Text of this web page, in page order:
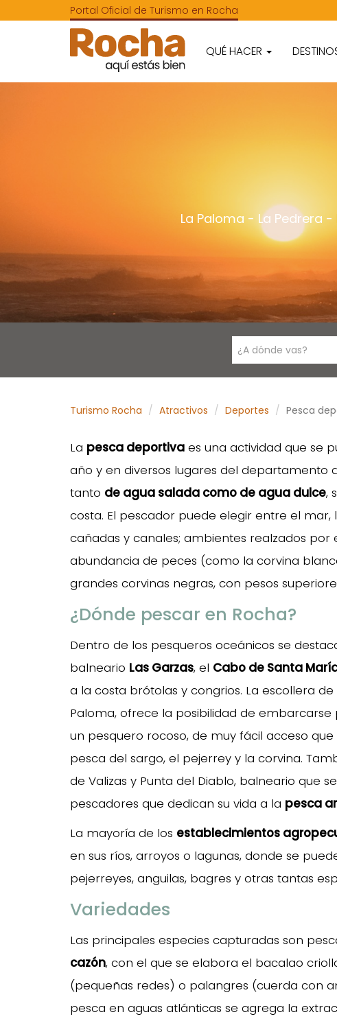
Portal Oficial de Turismo en Rocha
QUÉ HACER
La Paloma - La Pedrera -
¿A dónde vas?
Turismo Rocha Atractivos Deportes Pesca
La pesca deportiva es una actividad que se
año y en diversos lugares del departamento
tanto de agua salada como de agua dulce,
costa. El pescador puede elegir entre el mar,
cañadas y canales; ambientes realzados
abundancia de peces (como la corvina
grandes corvinas negras, con pesos
¿Dónde pescar en Rocha?
Dentro de los pesqueros oceánicos se
balneario Las Garzas, el Cabo de Santa
a la costa brótolas y congrios. La escollera
Paloma, ofrece la posibilidad de embarcarse
un pesquero rocoso, de muy fácil acceso
pesca del sargo, el pejerrey y la corvina.
de Valizas y Punta del Diablo, balneario que
pescadores que dedican su vida a la pesca
La mayoría de los establecimientos
en sus ríos, arroyos o lagunas, donde se
pejerreyes, anguilas, bagres y otras tantas
Variedades
Las principales especies capturadas son
cazón, con el que se elabora el bacalao
(pequeñas redes) o palangres (cuerda con
pesca en aguas atlánticas se agrega la